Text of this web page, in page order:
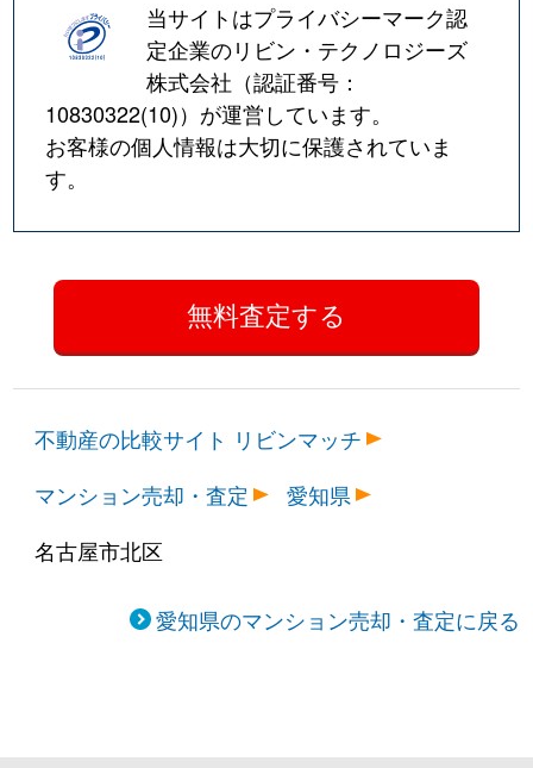
当サイトはプライバシーマーク認
定企業のリビン・テクノロジーズ
株式会社（認証番号：
10830322(10)）が運営しています。
お客様の個人情報は大切に保護されていま
す。
不動産の比較サイト リビンマッチ
マンション売却・査定
愛知県
名古屋市北区
愛知県のマンション売却・査定に戻る